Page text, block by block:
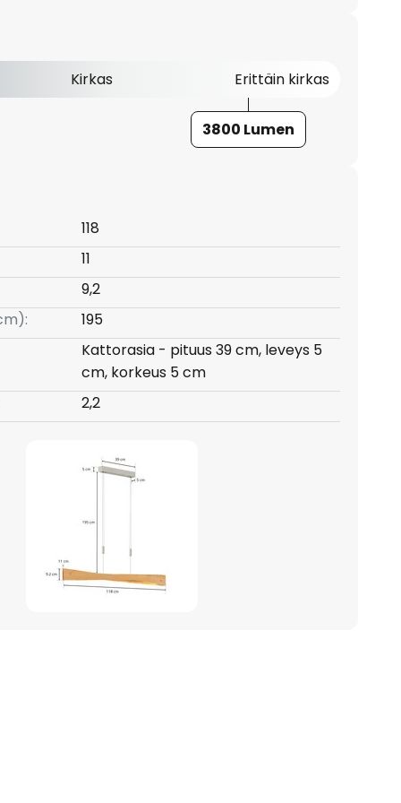
Kirkas Erittäin kirkas
3800 Lumen
118
11
9,2
195
Kattorasia - pituus 39 cm, leveys 5
cm, korkeus 5 cm
2,2